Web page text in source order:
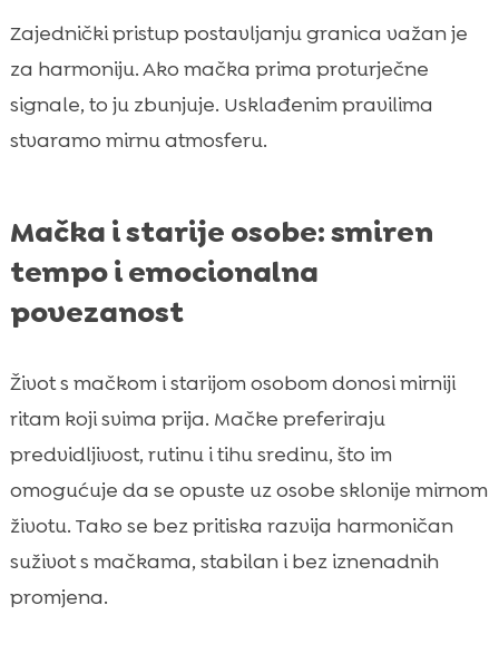
Zajednički pristup postavljanju granica važan je
za harmoniju. Ako mačka prima proturječne
signale, to ju zbunjuje. Usklađenim pravilima
stvaramo mirnu atmosferu.
Mačka i starije osobe: smiren
tempo i emocionalna
povezanost
Život s mačkom i starijom osobom donosi mirniji
ritam koji svima prija. Mačke preferiraju
predvidljivost, rutinu i tihu sredinu, što im
omogućuje da se opuste uz osobe sklonije mirnom
životu. Tako se bez pritiska razvija harmoničan
suživot s mačkama, stabilan i bez iznenadnih
promjena.